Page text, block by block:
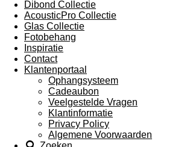
Dibond Collectie
AcousticPro Collectie
Glas Collectie
Fotobehang
Inspiratie
Contact
Klantenportaal
Ophangsysteem
Cadeaubon
Veelgestelde Vragen
Klantinformatie
Privacy Policy
Algemene Voorwaarden